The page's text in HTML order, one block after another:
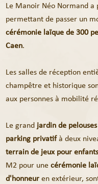
Le Manoir Néo Normand
permettant de passer un
cérémonie laïque de 300
Caen.
Les salles de réception
champêtre et historique
aux personnes à mobilité
Le grand jardin de
parking privatifà deux
terrain de jeux pour
M2 pour unecérémonie
d'honneuren extérieur,